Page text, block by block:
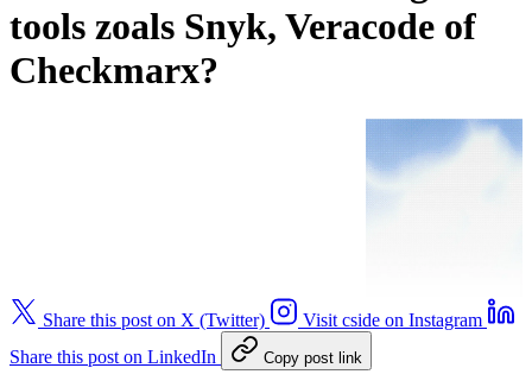
tools zoals Snyk, Veracode of
Checkmarx?
Share this post on X (Twitter)
Visit cside on Instagram
Share this post on LinkedIn
Copy post link